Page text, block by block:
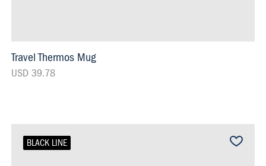
Travel Thermos Mug
USD 39.78
BLACK LINE